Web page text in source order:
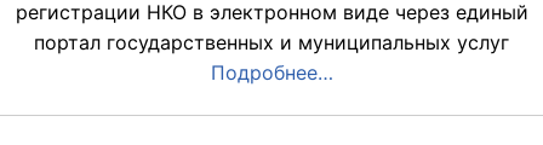
регистрации НКО в электронном виде через единый
портал государственных и муниципальных услуг
Подробнее…